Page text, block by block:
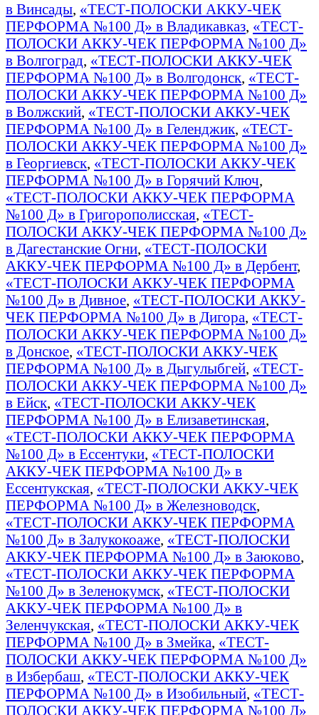
в Винсады, «ТЕСТ-ПОЛОСКИ АККУ-ЧЕК
ПЕРФОРМА №100 Д» в Владикавказ, «ТЕСТ-
ПОЛОСКИ АККУ-ЧЕК ПЕРФОРМА №100 Д»
в Волгоград, «ТЕСТ-ПОЛОСКИ АККУ-ЧЕК
ПЕРФОРМА №100 Д» в Волгодонск, «ТЕСТ-
ПОЛОСКИ АККУ-ЧЕК ПЕРФОРМА №100 Д»
в Волжский, «ТЕСТ-ПОЛОСКИ АККУ-ЧЕК
ПЕРФОРМА №100 Д» в Геленджик, «ТЕСТ-
ПОЛОСКИ АККУ-ЧЕК ПЕРФОРМА №100 Д»
в Георгиевск, «ТЕСТ-ПОЛОСКИ АККУ-ЧЕК
ПЕРФОРМА №100 Д» в Горячий Ключ,
«ТЕСТ-ПОЛОСКИ АККУ-ЧЕК ПЕРФОРМА
№100 Д» в Григорополисская, «ТЕСТ-
ПОЛОСКИ АККУ-ЧЕК ПЕРФОРМА №100 Д»
в Дагестанские Огни, «ТЕСТ-ПОЛОСКИ
АККУ-ЧЕК ПЕРФОРМА №100 Д» в Дербент,
«ТЕСТ-ПОЛОСКИ АККУ-ЧЕК ПЕРФОРМА
№100 Д» в Дивное, «ТЕСТ-ПОЛОСКИ АККУ-
ЧЕК ПЕРФОРМА №100 Д» в Дигора, «ТЕСТ-
ПОЛОСКИ АККУ-ЧЕК ПЕРФОРМА №100 Д»
в Донское, «ТЕСТ-ПОЛОСКИ АККУ-ЧЕК
ПЕРФОРМА №100 Д» в Дыгулыбгей, «ТЕСТ-
ПОЛОСКИ АККУ-ЧЕК ПЕРФОРМА №100 Д»
в Ейск, «ТЕСТ-ПОЛОСКИ АККУ-ЧЕК
ПЕРФОРМА №100 Д» в Елизаветинская,
«ТЕСТ-ПОЛОСКИ АККУ-ЧЕК ПЕРФОРМА
№100 Д» в Ессентуки, «ТЕСТ-ПОЛОСКИ
АККУ-ЧЕК ПЕРФОРМА №100 Д» в
Ессентукская, «ТЕСТ-ПОЛОСКИ АККУ-ЧЕК
ПЕРФОРМА №100 Д» в Железноводск,
«ТЕСТ-ПОЛОСКИ АККУ-ЧЕК ПЕРФОРМА
№100 Д» в Залукокоаже, «ТЕСТ-ПОЛОСКИ
АККУ-ЧЕК ПЕРФОРМА №100 Д» в Заюково,
«ТЕСТ-ПОЛОСКИ АККУ-ЧЕК ПЕРФОРМА
№100 Д» в Зеленокумск, «ТЕСТ-ПОЛОСКИ
АККУ-ЧЕК ПЕРФОРМА №100 Д» в
Зеленчукская, «ТЕСТ-ПОЛОСКИ АККУ-ЧЕК
ПЕРФОРМА №100 Д» в Змейка, «ТЕСТ-
ПОЛОСКИ АККУ-ЧЕК ПЕРФОРМА №100 Д»
в Избербаш, «ТЕСТ-ПОЛОСКИ АККУ-ЧЕК
ПЕРФОРМА №100 Д» в Изобильный, «ТЕСТ-
ПОЛОСКИ АККУ-ЧЕК ПЕРФОРМА №100 Д»